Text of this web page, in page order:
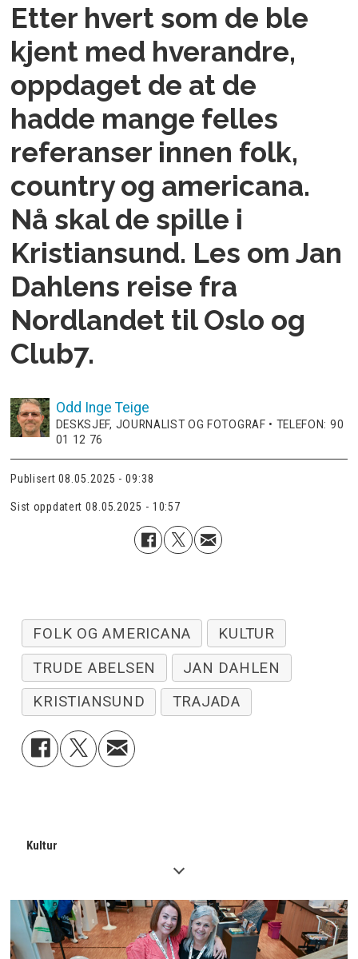
Etter hvert som de ble
kjent med hverandre,
oppdaget de at de
hadde mange felles
referanser innen folk,
country og americana.
Nå skal de spille i
Kristiansund. Les om Jan
Dahlens reise fra
Nordlandet til Oslo og
Club7.
Odd Inge Teige
DESKSJEF, JOURNALIST OG FOTOGRAF • TELEFON: 90
01 12 76
Publisert 08.05.2025 - 09:38
Sist oppdatert 08.05.2025 - 10:57
FOLK OG AMERICANA
KULTUR
TRUDE ABELSEN
JAN DAHLEN
KRISTIANSUND
TRAJADA
Kultur